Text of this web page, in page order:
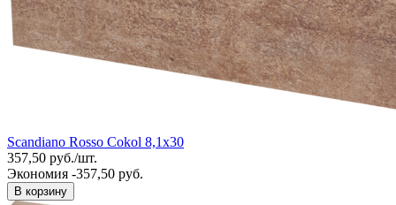
Scandiano Rosso Cokol 8,1x30
357,50 руб./шт.
Экономия -357,50 руб.
В корзину